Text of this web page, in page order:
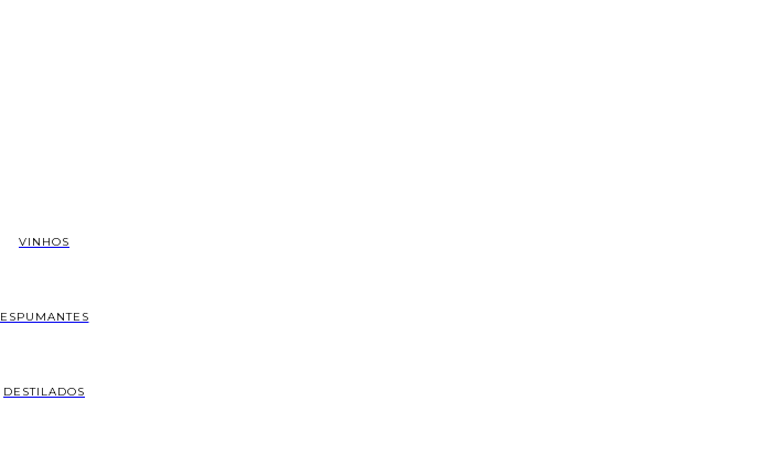
VINHOS
ESPUMANTES
DESTILADOS